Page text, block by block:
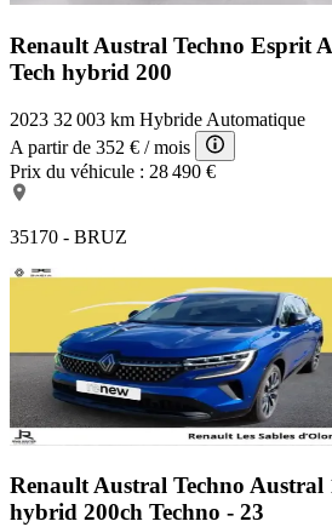
Renault Austral Techno Esprit
Tech hybrid 200
2023 32 003 km Hybride Automatique
A partir de 352 € / mois
Prix du véhicule : 28 490 €
35170 - BRUZ
Renault Austral Techno Austral
hybrid 200ch Techno - 23